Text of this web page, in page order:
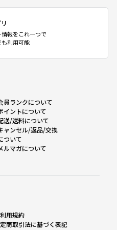
報をこれ一つで
利用可能
員ランクについて
イントについて
送/送料について
ャンセル/返品/交換
ついて
ルマガについて
用規約
商取引法に基づく表記